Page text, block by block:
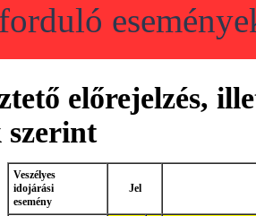
előrejelzés,
szerint
Veszélyes
idojárási
esemény
Jel